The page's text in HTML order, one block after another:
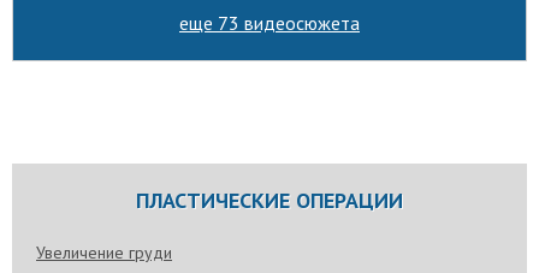
еще 73 видеосюжета
ПЛАСТИЧЕСКИЕ ОПЕРАЦИИ
Увеличение груди